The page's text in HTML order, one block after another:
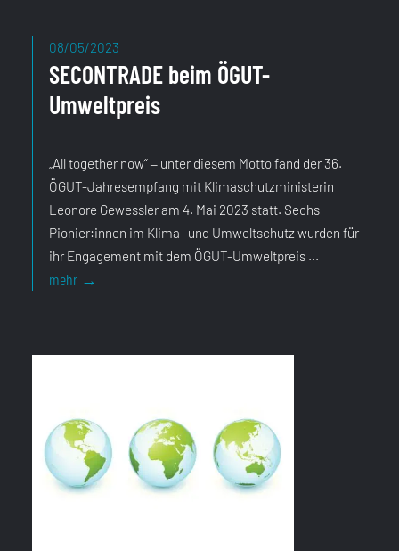
08/05/2023
SECONTRADE beim ÖGUT-
Umweltpreis
„All together now“ ‒ unter diesem Motto fand der 36.
ÖGUT-Jahresempfang mit Klimaschutzministerin
Leonore Gewessler am 4. Mai 2023 statt. Sechs
Pionier:innen im Klima- und Umweltschutz wurden für
ihr Engagement mit dem ÖGUT-Umweltpreis ...